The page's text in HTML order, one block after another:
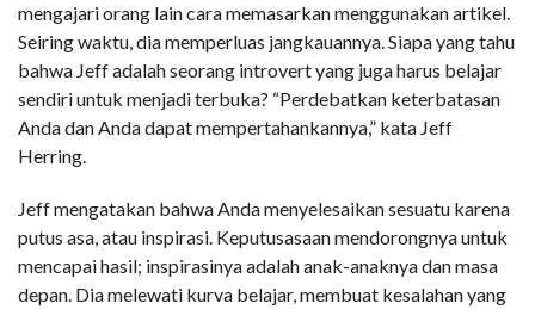
mengajari orang lain cara memasarkan menggunakan artikel.
Seiring waktu, dia memperluas jangkauannya. Siapa yang tahu
bahwa Jeff adalah seorang introvert yang juga harus belajar
sendiri untuk menjadi terbuka? “Perdebatkan keterbatasan
Anda dan Anda dapat mempertahankannya,” kata Jeff
Herring.
Jeff mengatakan bahwa Anda menyelesaikan sesuatu karena
putus asa, atau inspirasi. Keputusasaan mendorongnya untuk
mencapai hasil; inspirasinya adalah anak-anaknya dan masa
depan. Dia melewati kurva belajar, membuat kesalahan yang